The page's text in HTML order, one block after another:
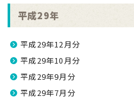
平成29年
平成29年12月分
平成29年10月分
平成29年9月分
平成29年7月分